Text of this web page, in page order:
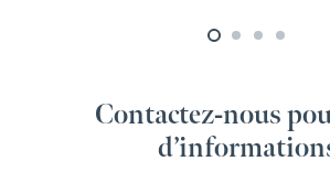
Contactez-nous